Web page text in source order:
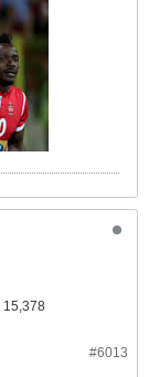
15,378
#6013